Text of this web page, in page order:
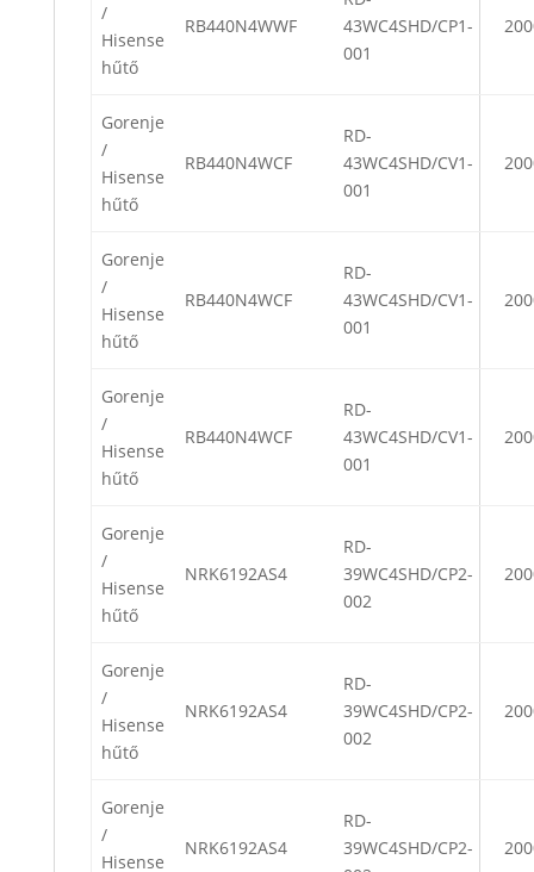
/
Hisense
hűtő
RB440N4WWF
43WC4SHD/CP1-
001
Gorenje
/
Hisense
hűtő
RB440N4WCF
RD-
43WC4SHD/CV1-
001
Gorenje
/
Hisense
hűtő
RB440N4WCF
RD-
43WC4SHD/CV1-
001
Gorenje
/
Hisense
hűtő
RB440N4WCF
RD-
43WC4SHD/CV1-
001
Gorenje
/
Hisense
hűtő
NRK6192AS4
RD-
39WC4SHD/CP2-
002
Gorenje
/
Hisense
hűtő
NRK6192AS4
RD-
39WC4SHD/CP2-
002
Gorenje
/
Hisense
NRK6192AS4
RD-
39WC4SHD/CP2-